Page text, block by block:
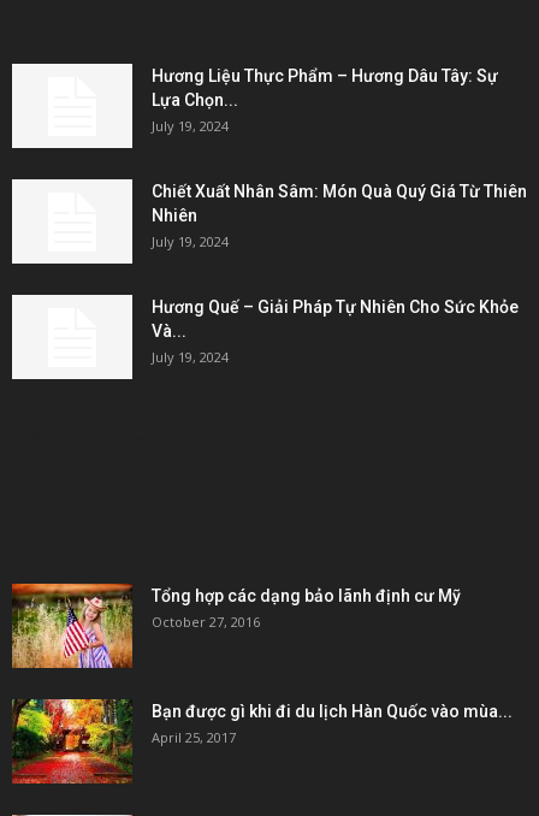
Hương Liệu Thực Phẩm – Hương Dâu Tây: Sự
Lựa Chọn...
July 19, 2024
Chiết Xuất Nhân Sâm: Món Quà Quý Giá Từ Thiên
Nhiên
July 19, 2024
Hương Quế – Giải Pháp Tự Nhiên Cho Sức Khỏe
Và...
July 19, 2024
Tổng hợp các dạng bảo lãnh định cư Mỹ
October 27, 2016
Bạn được gì khi đi du lịch Hàn Quốc vào mùa...
April 25, 2017